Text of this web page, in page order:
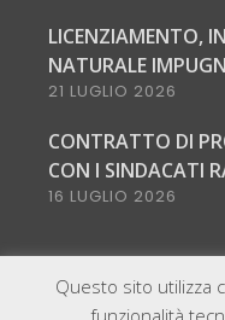
LICENZIAMENTO,
NATURALE
21 LUGLIO 2026
CONTRATTO DI
CON I SINDACATI
16 LUGLIO 2026
Questo sito utilizza